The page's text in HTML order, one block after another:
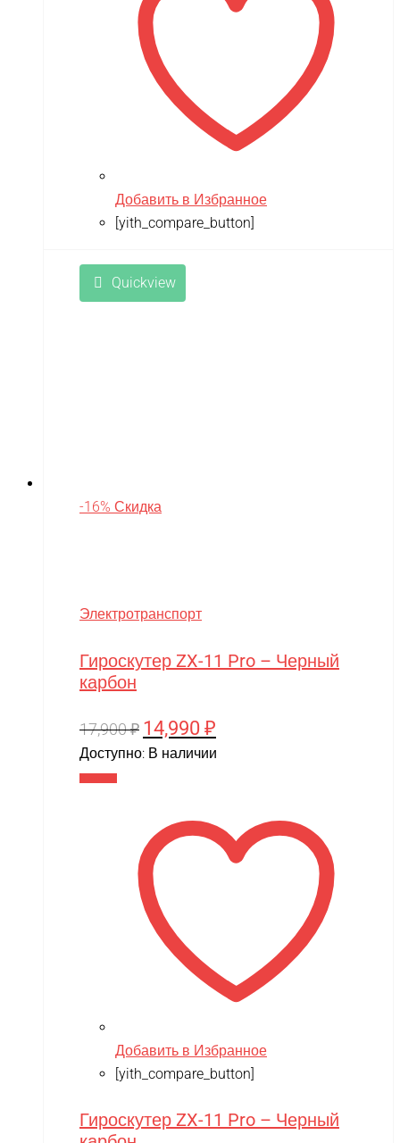
Добавить в Избранное
[yith_compare_button]
Quickview
-16% Скидка
Электротранспорт
Гироскутер ZX-11 Pro – Черный
карбон
17,900₽ Первоначальная
цена
14,990 ₽
цена:
Доступно: В наличии
Добавить в Избранное
[yith_compare_button]
Гироскутер ZX-11 Pro – Черный